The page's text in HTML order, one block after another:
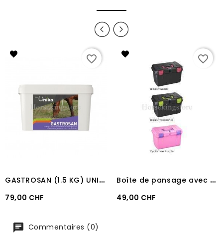
favorite_border
G
ASTROSAN (1.5 KG) UNIKA
Prix
79,00 CHF
favorite_border
B
oîte de pansage avec plateau Davy
Prix
49,00 CHF
Commentaires (0)